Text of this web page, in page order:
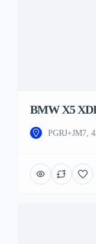
BMW X5
PGRJ+JM7,